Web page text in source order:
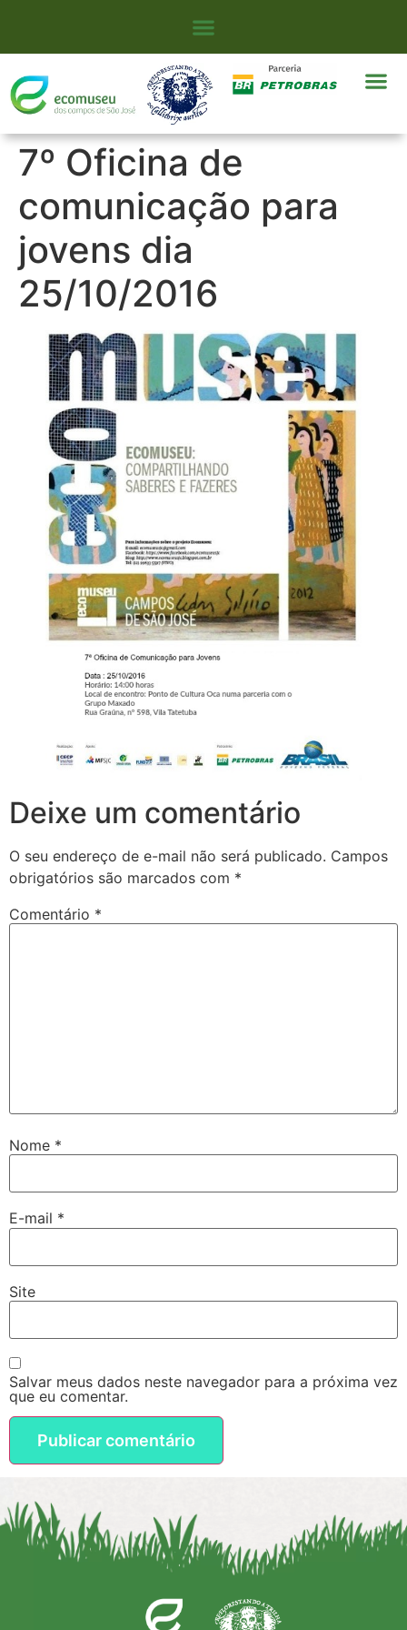
7º Oficina de
comunicação para
jovens dia
25/10/2016
Deixe um comentário
O seu endereço de e-mail não será publicado. Campos
obrigatórios são marcados com *
Comentário *
Nome *
E-mail *
Site
Salvar meus dados neste navegador para a próxima vez
que eu comentar.